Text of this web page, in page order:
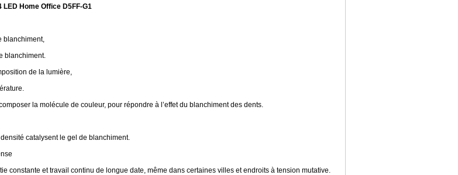
Home Office D5FF-G1
blanchiment,
blanchiment.
de la lumière,
la molécule de couleur, pour répondre à l’effet du blanchiment des dents.
catalysent le gel de blanchiment.
constante et travail continu de longue date, même dans certaines villes et endroits à tension mutative.